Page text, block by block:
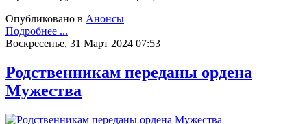
Опубликовано в Анонсы
Подробнее ...
Воскресенье, 31 Март 2024 07:53
Родственникам переданы ордена
Мужества